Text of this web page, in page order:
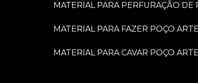
MATERIAL PARA PERFURAÇÃO
MATERIAL PARA FAZER POÇO
MATERIAL PARA CAVAR POÇO